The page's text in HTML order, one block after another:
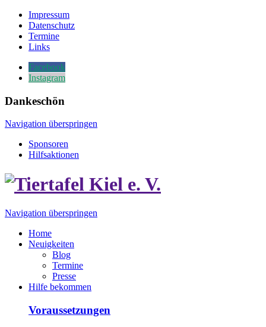
Impressum
Datenschutz
Termine
Links
Facebook
Instagram
Dankeschön
Navigation überspringen
Sponsoren
Hilfsaktionen
Navigation überspringen
Home
Neuigkeiten
Blog
Termine
Presse
Hilfe bekommen
Voraussetzungen